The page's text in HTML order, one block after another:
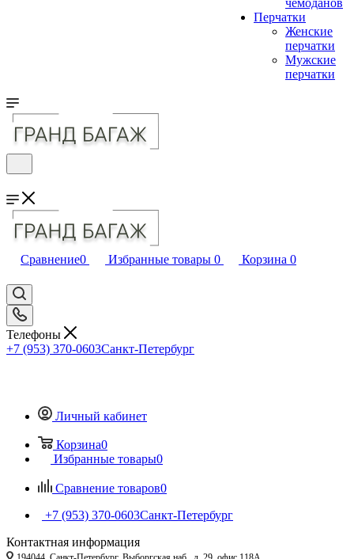
чемоданов
Перчатки
Женские
перчатки
Мужские
перчатки
Сравнение0 Избранные товары 0 Корзина 0
Телефоны
+7 (953) 370-0603Санкт-Петербург
Личный кабинет
Корзина0
Избранные товары0
Сравнение товаров0
+7 (953) 370-0603Санкт-Петербург
Контактная информация